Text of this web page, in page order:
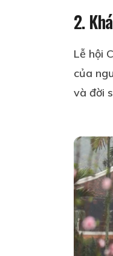
2.
Lễ hội
của
và đời